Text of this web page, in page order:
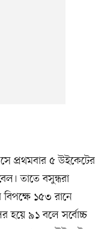
প্রথমবার ৫ উইকেটের
তাতে বসুন্ধরা
১৫৩ রানে
হয়ে ৯১ বলে সর্বোচ্চ